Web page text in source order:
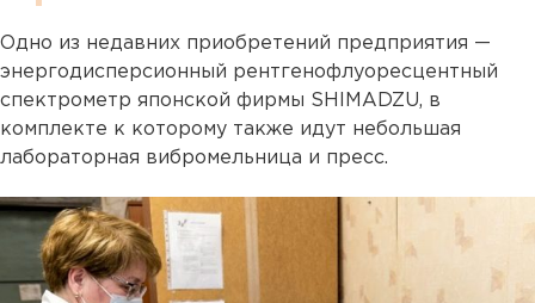
Одно из недавних приобретений предприятия —
энергодисперсионный рентгенофлуоресцентный
спектрометр японской фирмы SHIMADZU, в
комплекте к которому также идут небольшая
лабораторная вибромельница и пресс.